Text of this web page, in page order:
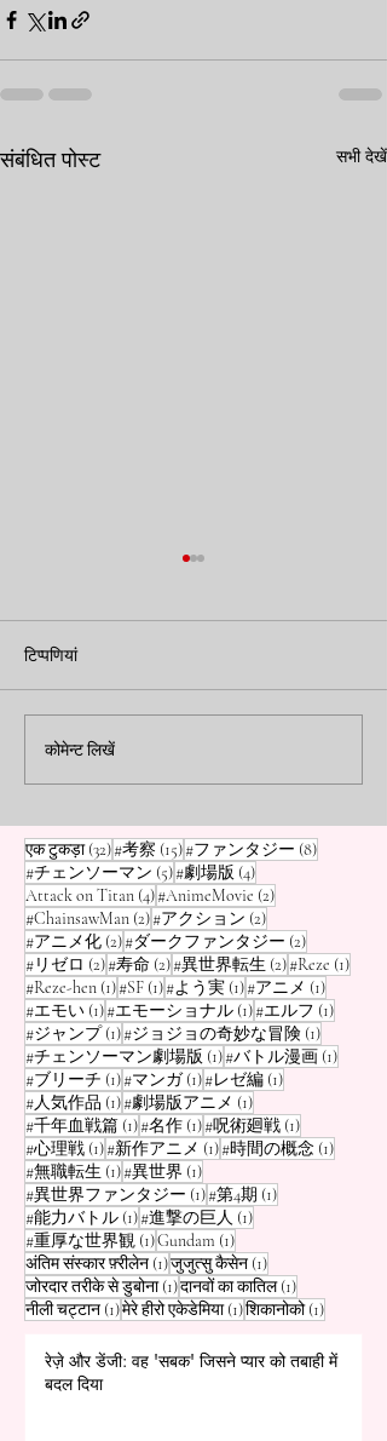
संबंधित पोस्ट सभी देखें
(Serpo Aliens) किस रैंक पर
Ball', आदि... मंगा जगत की
'सबसे खतरनाक एलियन' रैंकिंग
ब्लॉगर! Dandadan में कई एलियंस
आते हैं, लेकिन "सर्पो एलियंस" जो
वापस आने की उनकी जिद डरावनी है।
टिप्पणियां
कोमेन्ट लिखें
एक टुकड़ा (32)32 पोस्ट
#考察 (15)15 पोस्ट
#ファンタジー (8)8 पोस्ट
#チェンソーマン (5)5 पोस्ट
#劇場版 (4)4 पोस्ट
Attack on Titan (4)4 पोस्ट
#AnimeMovie (2)2 पोस्ट
#ChainsawMan (2)2 पोस्ट
#アクション (2)2 पोस्ट
#アニメ化 (2)2 पोस्ट
#ダークファンタジー (2)2 पोस्ट
#リゼロ (2)2 पोस्ट
#寿命 (2)2 पोस्ट
#異世界転生 (2)2 पोस्ट
#Reze (1)1 पोस्ट
#Reze-hen (1)1 पोस्ट
#SF (1)1 पोस्ट
#よう実 (1)1 पोस्ट
#アニメ (1)1 पोस्ट
#エモい (1)1 पोस्ट
#エモーショナル (1)1 पोस्ट
#エルフ (1)1 पोस्ट
#ジャンプ (1)1 पोस्ट
#ジョジョの奇妙な冒険 (1)1 पोस्ट
#チェンソーマン劇場版 (1)1 पोस्ट
#バトル漫画 (1)1 पोस्ट
#ブリーチ (1)1 पोस्ट
#マンガ (1)1 पोस्ट
#レゼ編 (1)1 पोस्ट
#人気作品 (1)1 पोस्ट
#劇場版アニメ (1)1 पोस्ट
#千年血戦篇 (1)1 पोस्ट
#名作 (1)1 पोस्ट
#呪術廻戦 (1)1 पोस्ट
#心理戦 (1)1 पोस्ट
#新作アニメ (1)1 पोस्ट
#時間の概念 (1)1 पोस्ट
#無職転生 (1)1 पोस्ट
#異世界 (1)1 पोस्ट
#異世界ファンタジー (1)1 पोस्ट
#第4期 (1)1 पोस्ट
#能力バトル (1)1 पोस्ट
#進撃の巨人 (1)1 पोस्ट
#重厚な世界観 (1)1 पोस्ट
Gundam (1)1 पोस्ट
अंतिम संस्कार फ़्रीलेन (1)1 पोस्ट
जुजुत्सु कैसेन (1)1 पोस्ट
जोरदार तरीके से डुबोना (1)1 पोस्ट
दानवों का कातिल (1)1 पोस्ट
नीली चट्टान (1)1 पोस्ट
मेरे हीरो एकेडेमिया (1)1 पोस्ट
शिकानोको (1)1 पोस्ट
रेज़े और डेंजी: वह 'सबक' जिसने प्यार को तबाही में
बदल दिया